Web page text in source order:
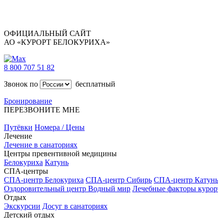
ОФИЦИАЛЬНЫЙ САЙТ
АО «КУРОРТ БЕЛОКУРИХА»
8 800 707 51 82
Звонок по
бесплатный
Бронирование
ПЕРЕЗВОНИТЕ МНЕ
Путёвки Номера / Цены
Лечение
Лечение в санаториях
Центры превентивной медицины
Белокуриха Катунь
СПА-центры
СПА-центр Белокуриха СПА-центр Сибирь СПА-центр Катунь
Оздоровительный центр Водный мир Лечебные факторы
Отдых
Экскурсии Досуг в санаториях
Детский отдых